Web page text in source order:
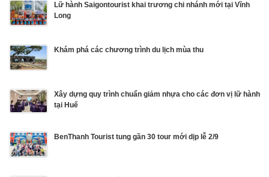
Lữ hành Saigontourist khai trương chi nhánh mới tại Vĩnh
Long
Khám phá các chương trình du lịch mùa thu
Xây dựng quy trình chuẩn giảm nhựa cho các đơn vị lữ hành
tại Huế
BenThanh Tourist tung gần 30 tour mới dịp lễ 2/9